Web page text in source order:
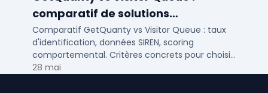
comparatif de solutions
d'identification visiteurs B2B
Comparatif GetQuanty vs Visitor Queue : taux
d'identification, données SIREN, scoring
comportemental. Critères concrets pour choisir
votre solution de lead generation B2B en PME et
28 mai